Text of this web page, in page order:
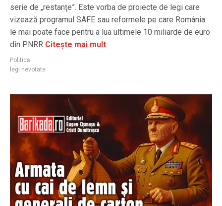
serie de „restanțe”. Este vorba de proiecte de legi care
vizează programul SAFE sau reformele pe care România
le mai poate face pentru a lua ultimele 10 miliarde de euro
din PNRR Citește mai mult
Politică
legi nevotate